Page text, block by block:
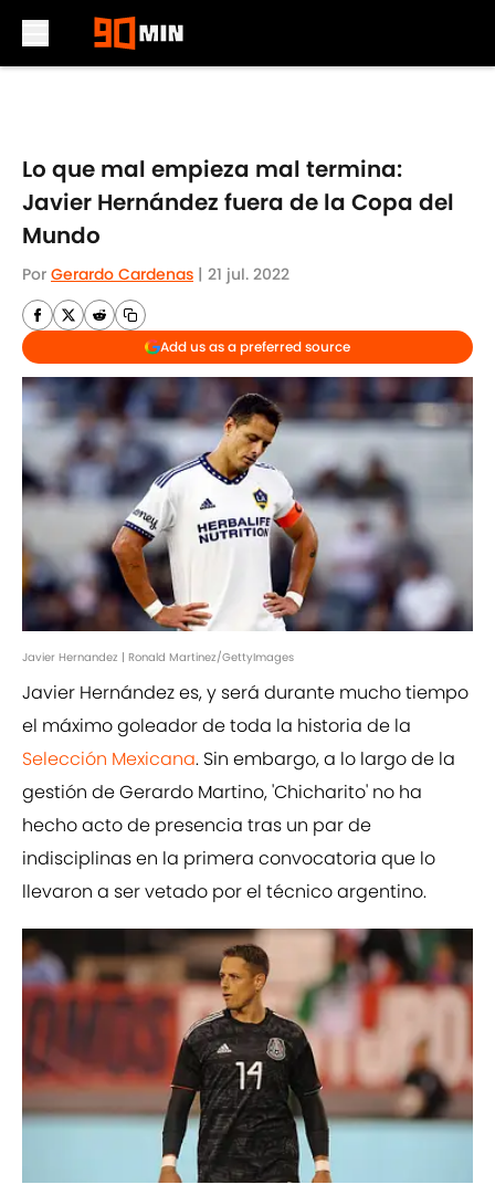
Lo que mal empieza mal termina:
Javier Hernández fuera de la Copa del
Mundo
Por Gerardo Cardenas | 21 jul. 2022
Add us as a preferred source
Javier Hernandez | Ronald Martinez/GettyImages
Javier Hernández es, y será durante mucho tiempo
el máximo goleador de toda la historia de la
Selección Mexicana. Sin embargo, a lo largo de la
gestión de Gerardo Martino, 'Chicharito' no ha
hecho acto de presencia tras un par de
indisciplinas en la primera convocatoria que lo
llevaron a ser vetado por el técnico argentino.